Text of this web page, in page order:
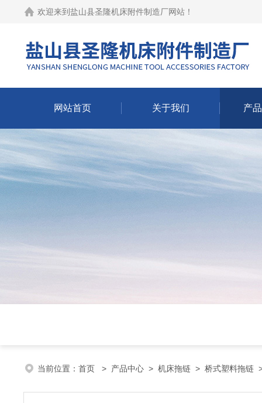
欢迎来到 盐山县圣隆机床附件制造厂网站 ！
网站首页 关于我们 产
当前位置： 首页 > 产品中心 > 机床拖链 > 桥式塑料拖链